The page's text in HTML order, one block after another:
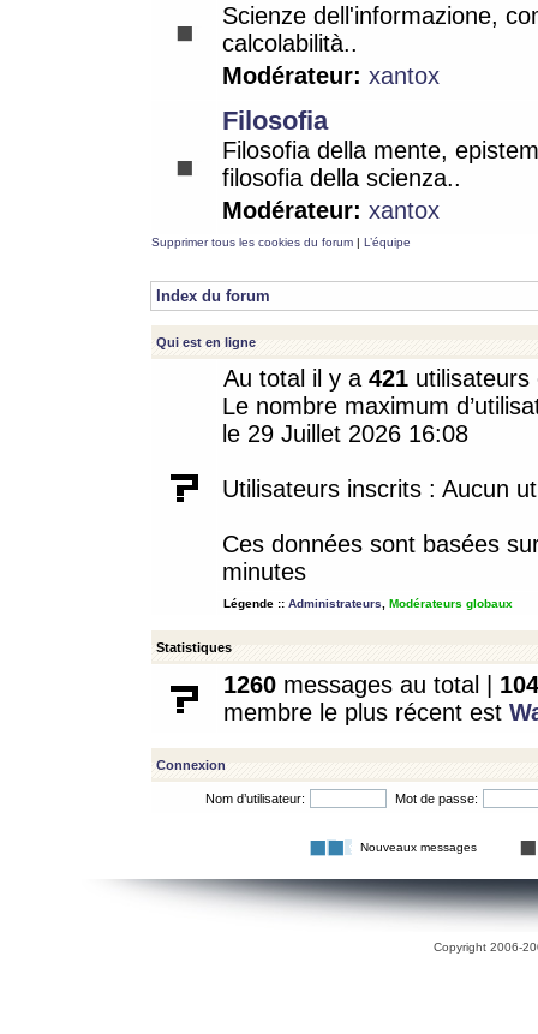
Scienze dell'informazione,
calcolabilità..
Modérateur: xantox
Filosofia
Filosofia della mente,
filosofia della scienza..
Modérateur: xantox
Supprimer tous les cookies du forum | L’équipe
Index du forum
Qui est en ligne
Au total il y a 421
Le nombre maximum
le 29 Juillet 2026 16:08
Utilisateurs inscrits : Aucun
Ces données sont basées
minutes
Légende :: Administrateurs Modérateurs globaux
Statistiques
1260 messages au total | 104
membre le plus récent est
Connexion
Nom d’utilisateur: Mot de passe:
Nouveaux messages
Copyright 2006-